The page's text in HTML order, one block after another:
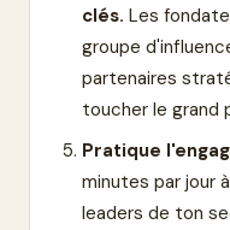
clés. Les
groupe
partenaires
toucher le grand
Pratique
minutes par jour
leaders de ton